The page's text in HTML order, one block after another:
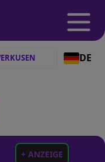
DE
+ ANZEIGE